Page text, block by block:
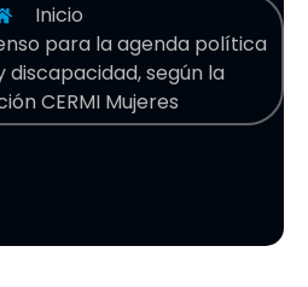
Inicio
para la agenda política
discapacidad, según la
CERMI Mujeres